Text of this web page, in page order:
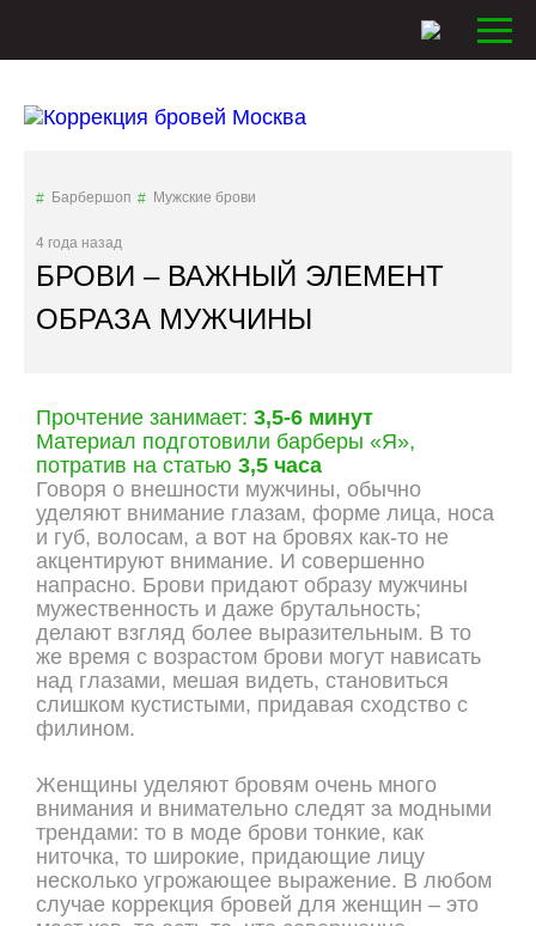
Барбершоп Мужские брови
4 года назад
БРОВИ – ВАЖНЫЙ ЭЛЕМЕНТ
ОБРАЗА МУЖЧИНЫ
Прочтение занимает: 3,5-6 минут
Материал подготовили барберы «Я»,
потратив на статью 3,5 часа
Говоря о внешности мужчины, обычно
уделяют внимание глазам, форме лица, носа
и губ, волосам, а вот на бровях как-то не
акцентируют внимание. И совершенно
напрасно. Брови придают образу мужчины
мужественность и даже брутальность;
делают взгляд более выразительным. В то
же время с возрастом брови могут нависать
над глазами, мешая видеть, становиться
слишком кустистыми, придавая сходство с
филином.
Женщины уделяют бровям очень много
внимания и внимательно следят за модными
трендами: то в моде брови тонкие, как
ниточка, то широкие, придающие лицу
несколько угрожающее выражение. В любом
случае коррекция бровей для женщин – это